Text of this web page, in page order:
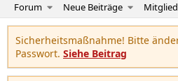
Forum Neue Beiträge
Sicherheitsmaßnahme! Bitte
Passwort. Siehe Beitrag